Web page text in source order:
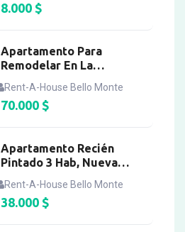
8.000$
Apartamento Para
Remodelar En La
Rent-A-House Bello Monte
70.000$
Apartamento Recién
Pintado 3 Hab, Nueva
Rent-A-House Bello Monte
38.000$